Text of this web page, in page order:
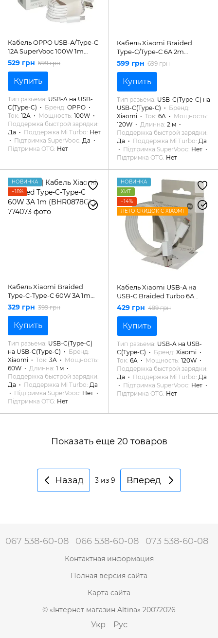
Кабель OPPO USB-A/Type-C
12A SuperVooc 100W 1m
(DL153)
529 грн 599 грн
Купить
Тип разьема USB-A на USB-
C(Type-C)
Бренд OPPO
Ток 12A Мощность 100W
Поддержка быстрой зарядки
Да
Поддержка Mi Turbo Нет
Підтримка SuperVooc Да
Підтримка OTG Нет
Кабель Xiaomi Braided
Type-C/Type-C 6A 2m
(BHR087AGL)
599 грн 699 грн
Купить
Тип разьема USB-C(Type-C) на
USB-C(Type-C)
Бренд
Xiaomi
Ток 6A
Мощность
120W
Длинна 2 м
Поддержка быстрой зарядки
Да
Поддержка Mi Turbo Да
Підтримка SuperVooc Нет
Підтримка OTG Нет
НОВИНКА
−18%
Кабель Xiaomi Braided
Type-C-Type-C 60W 3A 1m
(BHR0878GL)
329 грн 399 грн
Купить
Тип разьема USB-C(Type-C)
на USB-C(Type-C)
Бренд
Xiaomi
Ток 3A
Мощность
60W
Длинна 1 м
Поддержка быстрой зарядки
Да
Поддержка Mi Turbo Да
Підтримка SuperVooc Нет
Підтримка OTG Нет
НОВИНКА
ХИТ
−14%
ЛЕТО СКИДОК С XIAOMI
Кабель Xiaomi USB-A на
USB-C Braided Turbo 6A
120W, 1m (Original)
429 грн 499 грн
Купить
Тип разьема USB-A на USB-
C(Type-C)
Бренд Xiaomi
Ток 6A Мощность 120W
Поддержка быстрой зарядки
Да
Поддержка Mi Turbo Да
Підтримка SuperVooc Нет
Підтримка OTG Нет
Показать еще 20 товаров
Назад 3 из 9 Вперед
067 538-60-08 066 538-60-08 073 538-60-08
Контактная информация
Полная версия сайта
Карта сайта
© «Інтернет магазин Altina» 20072026
Укр Рус